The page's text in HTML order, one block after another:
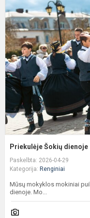
Priekulėje Šokių dienoje
Paskelbta: 2026-04-29
Kategorija: Renginiai
Mūsų mokyklos mokiniai
dienoje. Mo...